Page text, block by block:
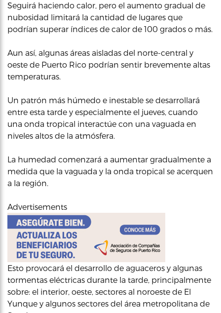
Seguirá haciendo calor, pero el aumento gradual de
nubosidad limitará la cantidad de lugares que
podrían superar índices de calor de 100 grados o más.
Aun así, algunas áreas aisladas del norte-central y
oeste de Puerto Rico podrían sentir brevemente altas
temperaturas.
Un patrón más húmedo e inestable se desarrollará
entre esta tarde y especialmente el jueves, cuando
una onda tropical interactúe con una vaguada en
niveles altos de la atmósfera.
La humedad comenzará a aumentar gradualmente a
medida que la vaguada y la onda tropical se acerquen
a la región.
Advertisements
Esto provocará el desarrollo de aguaceros y algunas
tormentas eléctricas durante la tarde, principalmente
sobre: el interior, oeste, sectores al noroeste de El
Yunque y algunos sectores del área metropolitana de